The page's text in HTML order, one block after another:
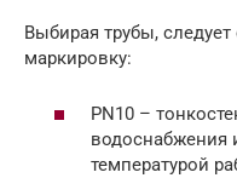
Выбирая трубы,
маркировку:
PN10 –
водоснабжения
температурой